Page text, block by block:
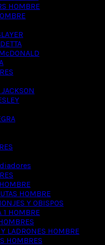
HOMBRE
HOMBRE
Y OBISPOS
1 HOMBRE
LADRONES HOMBRE
HOMBRES